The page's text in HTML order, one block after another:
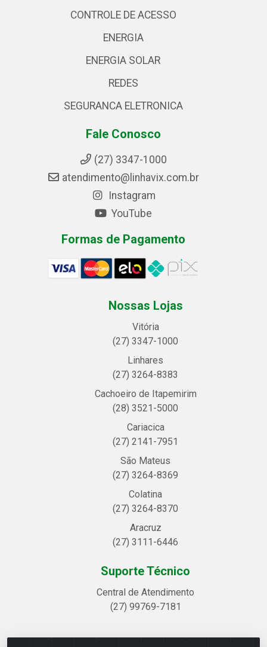
CONTROLE DE ACESSO
ENERGIA
ENERGIA SOLAR
REDES
SEGURANCA ELETRONICA
Fale Conosco
(27) 3347-1000
atendimento@linhavix.com.br
Instagram
YouTube
Formas de Pagamento
Nossas Lojas
Vitória
(27) 3347-1000
Linhares
(27) 3264-8383
Cachoeiro de Itapemirim
(28) 3521-5000
Cariacica
(27) 2141-7951
São Mateus
(27) 3264-8369
Colatina
(27) 3264-8370
Aracruz
(27) 3111-6446
Suporte Técnico
Central de Atendimento
(27) 99769-7181